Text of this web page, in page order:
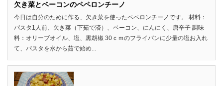
欠き菜とベーコンのペペロンチーノ
今日は自分のために作る、欠き菜を使ったペペロンチーノです。 材料：
パスタ1人前、欠き菜（下茹で済）、ベーコン、にんにく、唐辛子 調味
料：オリーブオイル、塩、黒胡椒 30ｃｍのフライパンに少量の塩お入れ
て、パスタを水から茹で始め...